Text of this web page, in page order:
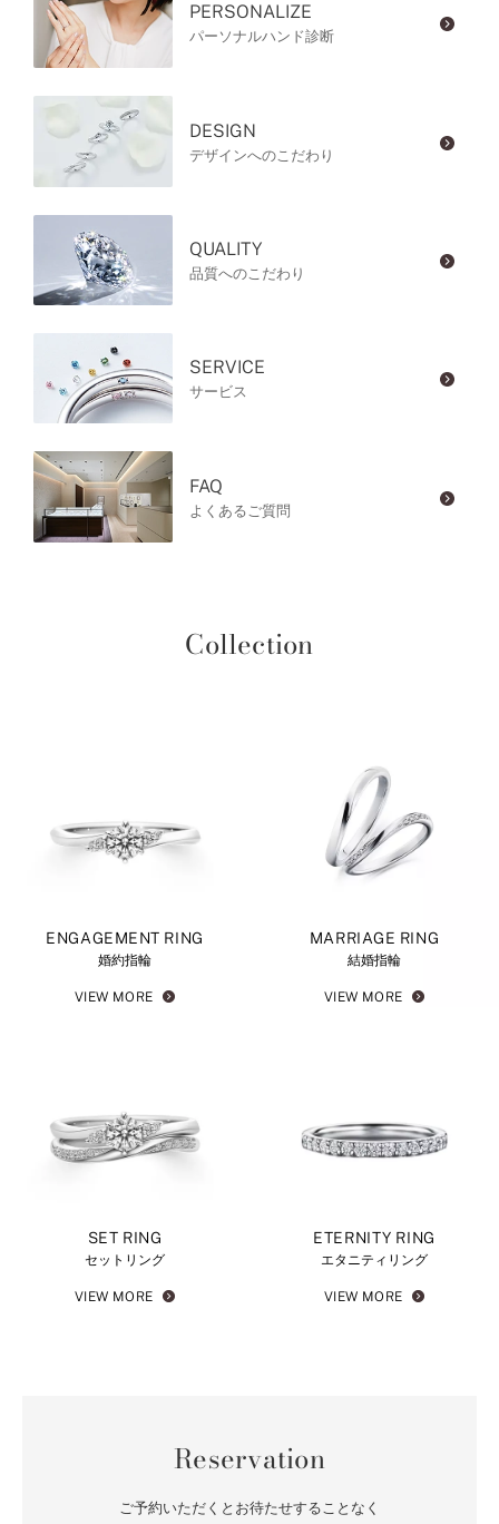
PERSONALIZE
パーソナルハンド診断
DESIGN
デザインへのこだわり
QUALITY
品質へのこだわり
SERVICE
サービス
FAQ
よくあるご質問
Collection
ENGAGEMENT RING
婚約指輪
VIEW MORE
MARRIAGE RING
結婚指輪
VIEW MORE
SET RING
セットリング
VIEW MORE
ETERNITY RING
エタニティリング
VIEW MORE
Reservation
ご予約いただくとお待たせすることなく